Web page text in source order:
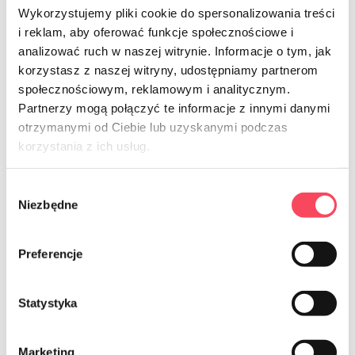
Wykorzystujemy pliki cookie do spersonalizowania treści
i reklam, aby oferować funkcje społecznościowe i
analizować ruch w naszej witrynie. Informacje o tym, jak
korzystasz z naszej witryny, udostępniamy partnerom
społecznościowym, reklamowym i analitycznym.
Partnerzy mogą połączyć te informacje z innymi danymi
otrzymanymi od Ciebie lub uzyskanymi podczas
korzystania z ich usług.
zgody
Niezbędne
Preferencje
Statystyka
Marketing
szybciej stanie się niezdatny do spożycia.
Mielona wołowina wytrzyma w zamrażarce
maksymalnie około 2-3 miesięcy, zaś porcjowana od 6
do nawet 12 miesięcy.
Mielonej wieprzowiny nie powinno się mrozić
dłużej niż 1-2 miesięce, a w kawałku może przetrwać
od 3 do 6 miesięcy.
Drób w całości może być mrożony do 3 miesięcy,
Kiełbasy, szynki i inne podroby są zdatne do
Baranina nadaje się do mrożenia przez okres 9